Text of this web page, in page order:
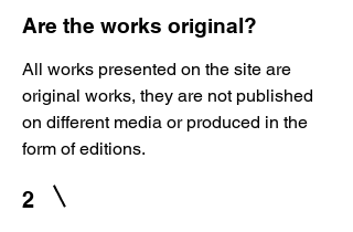
Are the works original?
All works presented on the site are
original works, they are not published
on different media or produced in the
form of editions.
2